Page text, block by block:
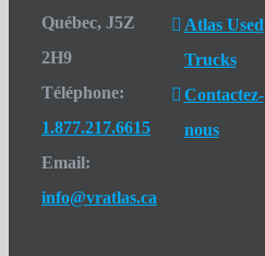
Québec, J5Z
2H9
Téléphone:
1.877.217.6615
Email:
info@vratlas.ca
Atlas Used
Trucks
Contactez-
nous